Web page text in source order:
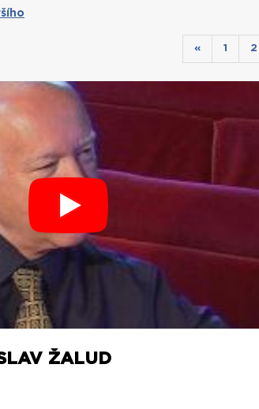
« 1 2
ŽALUD